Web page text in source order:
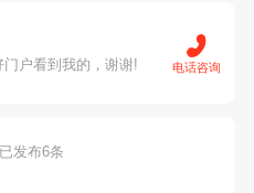
户看到我的，谢谢! 电话咨询
发布6条